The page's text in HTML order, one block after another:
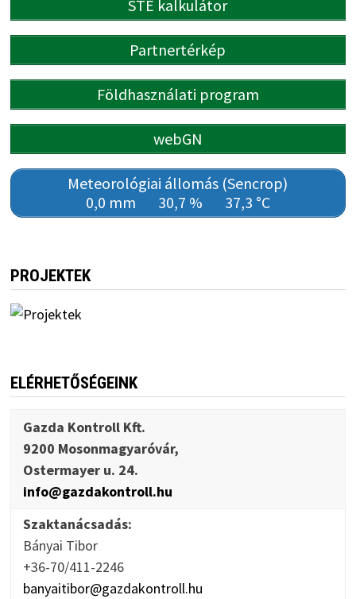
STÉ kalkulátor
Partnertérkép
Földhasználati program
webGN
Meteorológiai állomás (Sencrop)
0,0 mm
30,7 % 37,3 °C
PROJEKTEK
ELÉRHETŐSÉGEINK
Gazda Kontroll Kft.
9200 Mosonmagyaróvár,
Ostermayer u. 24.
info@gazdakontroll.hu
Szaktanácsadás:
Bányai Tibor
+36-70/411-2246
banyaitibor@gazdakontroll.hu